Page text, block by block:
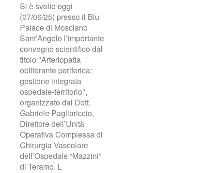
Si è svolto oggi
(07/06/25) presso il Blu
Palace di Mosciano
Sant’Angelo l’importante
convegno scientifico dal
titolo "Arteriopatia
obliterante periferica:
gestione integrata
ospedale-territorio",
organizzato dal Dott.
Gabriele Pagliariccio,
Direttore dell’Unità
Operativa Complessa di
Chirurgia Vascolare
dell’Ospedale “Mazzini”
di Teramo. L